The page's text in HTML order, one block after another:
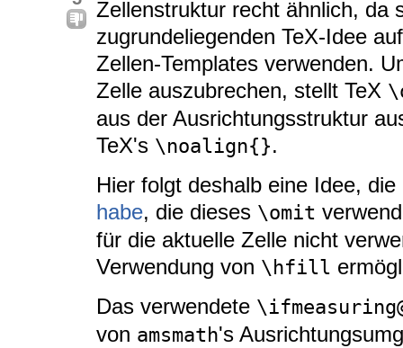
Zellenstruktur recht ähnlich, da
zugrundeliegenden TeX-Idee
Zellen-Templates verwenden.
Zelle auszubrechen, stellt TeX
aus der Ausrichtungsstruktur
TeX's \noalign{}.
Hier folgt deshalb eine Idee,
habe, die dieses \omit
für die aktuelle Zelle nicht
Verwendung von \hfill
Das verwendete
von amsmath's